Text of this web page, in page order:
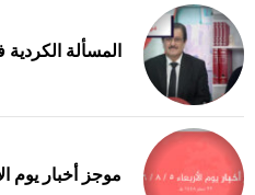
المسألة
موجز أخبار يوم